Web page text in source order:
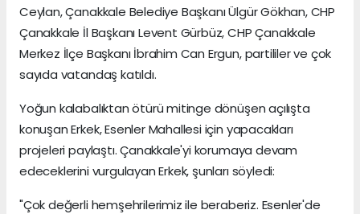
Ceylan, Çanakkale Belediye Başkanı Ülgür Gökhan, CHP
Çanakkale İl Başkanı Levent Gürbüz, CHP Çanakkale
Merkez İlçe Başkanı İbrahim Can Ergun, partililer ve çok
sayıda vatandaş katıldı.
Yoğun kalabalıktan ötürü mitinge dönüşen açılışta
konuşan Erkek, Esenler Mahallesi için yapacakları
projeleri paylaştı. Çanakkale'yi korumaya devam
edeceklerini vurgulayan Erkek, şunları söyledi:
"Çok değerli hemşehrilerimiz ile beraberiz. Esenler'de